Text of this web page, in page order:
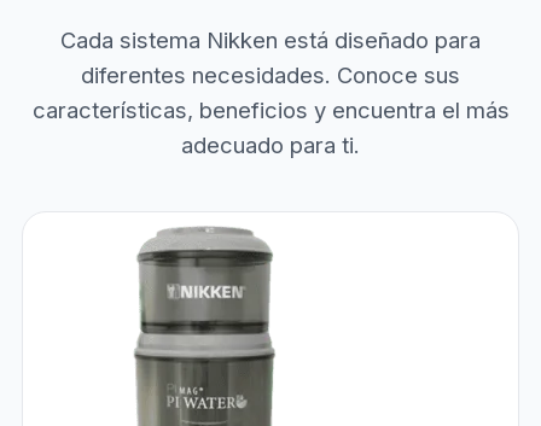
Cada sistema Nikken está diseñado para
diferentes necesidades. Conoce sus
características, beneficios y encuentra el más
adecuado para ti.